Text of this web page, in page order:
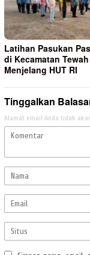
Latihan Pasukan
di Kecamatan Tewah
Menjelang HUT RI
Tinggalkan
Alamat email Anda tidak